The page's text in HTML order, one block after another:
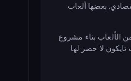
بعضها ألعاب
الألعاب بناء مشروع
تايكون لا حصر لها